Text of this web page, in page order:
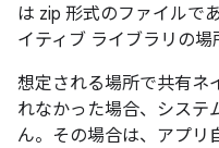
は zip 形式のファイルで
イティブ ライブラリの場
想定される場所で共有ネ
れなかった場合、システ
ん。その場合は、アプリ